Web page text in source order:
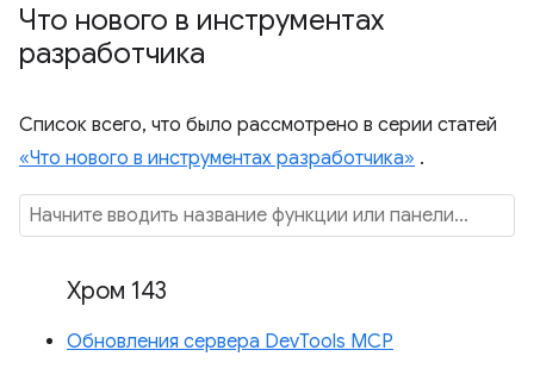
Что нового в инструментах
разработчика
Список всего, что было рассмотрено в серии статей
«Что нового в инструментах разработчика» .
Хром 143
Обновления сервера DevTools MCP